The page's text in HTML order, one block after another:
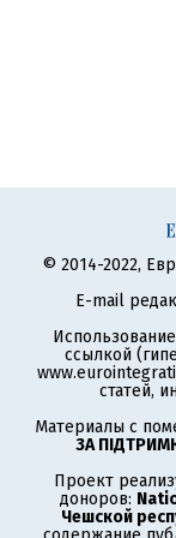
© 2014-2022,
E-mail
ссылкой
статей,
Материалы с
ЗА
Проект
доноров:
Чешской